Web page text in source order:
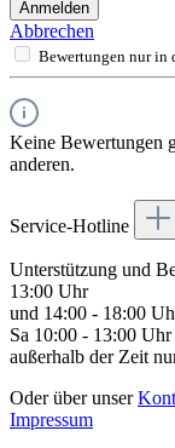
Anmelden
Abbrechen
Bewertungen nur in
Keine Bewertungen
anderen.
Service-Hotline
Unterstützung und
13:00 Uhr
und 14:00 - 18:00
Sa 10:00 - 13:00 Uhr
außerhalb der Zeit
Oder über unser
Impressum